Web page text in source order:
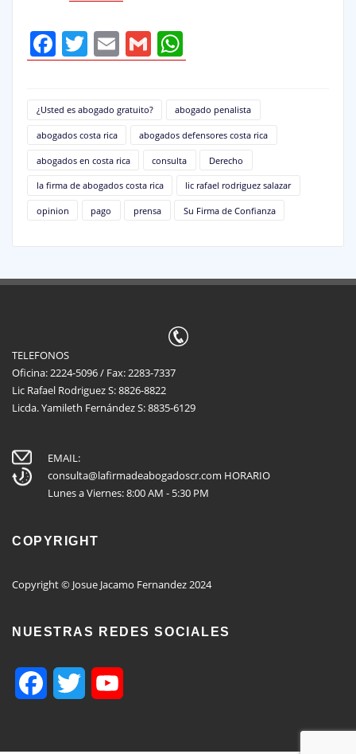
Facebook
Twitter
Email
GmailWhatsApp
¿Usted es abogado gratuito? abogado penalista
abogados costa rica abogados defensores costa rica
abogados en costa rica consulta Derecho
la firma de abogados costa rica lic rafael rodriguez salazar
opinion pago prensa Su Firma de Confianza
TELEFONOS
Oficina: 2224-5096 / Fax: 2283-7337
Lic Rafael Rodriguez S: 8826-8822
Licda. Yamileth Fernández S: 8835-6129
EMAIL:
consulta@lafirmadeabogadoscr.com HORARIO
Lunes a Viernes: 8:00 AM - 5:30 PM
COPYRIGHT
Copyright © Josue Jacamo Fernandez 2024
NUESTRAS REDES SOCIALES
FacebookTwitter